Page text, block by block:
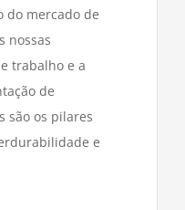
do mercado de
nossas
trabalho e a
de
são os pilares
e